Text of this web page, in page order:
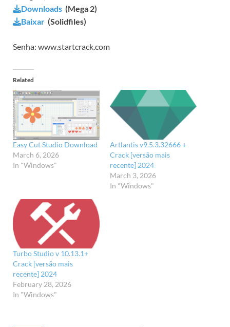
Downloads (Mega 2)
Baixar (Solidfiles)
Senha: www.startcrack.com
Related
Easy Cut Studio Download
March 6, 2026
In "Windows"
Artlantis v9.5.3.32666 +
Crack [versão mais
recente] 2024
March 3, 2026
In "Windows"
Turbo Studio v 10.13.1+
Crack [versão mais
recente] 2024
February 28, 2026
In "Windows"